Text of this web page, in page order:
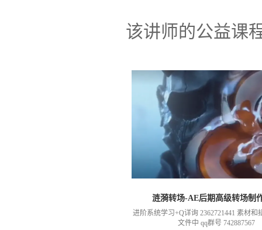
该讲师的公益课
涟漪转场-AE后期高级转场制
进阶系统学习+Q详询 2362721441 素材和
文件中 qq群号 742887567